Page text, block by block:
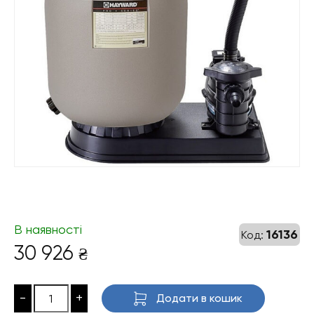
Код: 16136
В наявності
30 926 ₴
- + Додати в кошик